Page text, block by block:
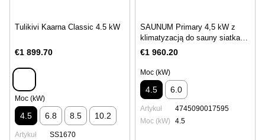
Tulikivi Kaarna Classic 4.5 kW
€1 899.70
Moc (kW)
4.5 6.8 8.5 10.2
Artykuł
SS1670
SAUNUM Primary 4,5 kW z
klimatyzacją do sauny siatka
antracytowa
€1 960.20
Moc (kW)
4.5 6.0
Artykuł
4745090017595
Moc (kW)
4.5